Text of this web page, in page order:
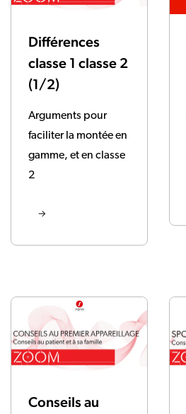
Différences
classe 1 classe 2
(1/2)
Arguments pour
faciliter la montée en
gamme, et en classe
2
Conseils au